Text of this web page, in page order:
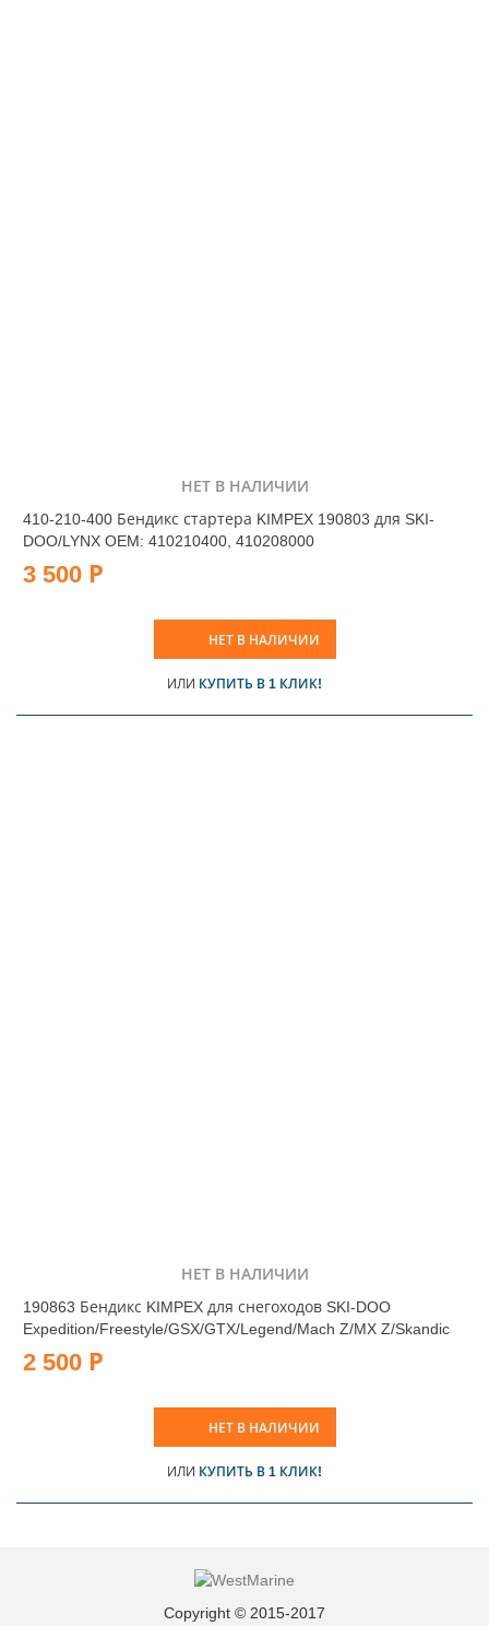
НЕТ В НАЛИЧИИ
410-210-400 Бендикс стартера KIMPEX 190803 для SKI-
DOO/LYNX OEM: 410210400, 410208000
3 500 Р
НЕТ В НАЛИЧИИ
ИЛИ КУПИТЬ В 1 КЛИК!
НЕТ В НАЛИЧИИ
190863 Бендикс KIMPEX для снегоходов SKI-DOO
Expedition/Freestyle/GSX/GTX/Legend/Mach Z/MX Z/Skandic
2 500 Р
НЕТ В НАЛИЧИИ
ИЛИ КУПИТЬ В 1 КЛИК!
Copyright © 2015-2017